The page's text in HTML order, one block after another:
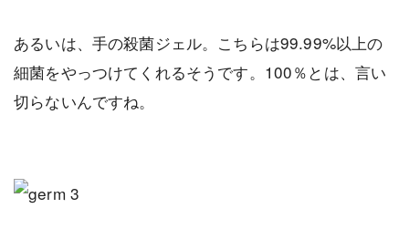
あるいは、手の殺菌ジェル。こちらは99.99%以上の
細菌をやっつけてくれるそうです。100％とは、言い
切らないんですね。